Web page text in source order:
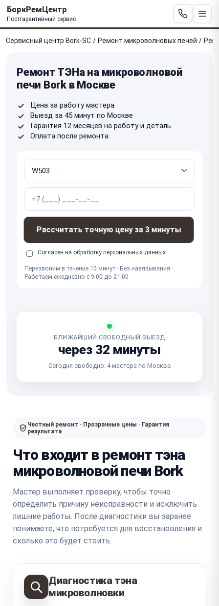
БоркРемЦентр
Постгарантийный сервис
Сервисный центр Bork-SC / Ремонт микроволновых печей /
Ремонт ТЭНа на микроволновой
печи Bork в Москве
Цена за работу мастера
Выезд за 45 минут по Москве
Гарантия 12 месяцев на работу и деталь
Оплата после ремонта
Рассчитать точную цену за 3 минуты
Согласен на обработку персональных данных
Перезвоним в течение 10 минут · Без навязывания ·
Работаем ежедневно с 9:00 до 21:00
БЛИЖАЙШИЙ СВОБОДНЫЙ ВЫЕЗД
через 32 минуты
Сегодня свободно: 4 мастера по Москве
Честный ремонт · Прозрачные цены · Гарантия
результата
Что входит в ремонт тэна
микроволновой печи Bork
Мастер выполняет проверку, чтобы точно
определить причину неисправности и исключить
лишние работы. После диагностики вы заранее
понимаете, что потребуется для восстановления и
сколько это будет стоить.
Диагностика тэна
микроволновки